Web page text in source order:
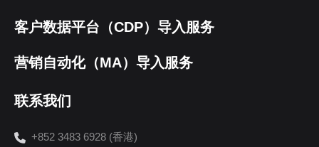
客户数据平台（CDP）导入服务
营销自动化（MA）导入服务
联系我们
+852 3483 6928 (香港)